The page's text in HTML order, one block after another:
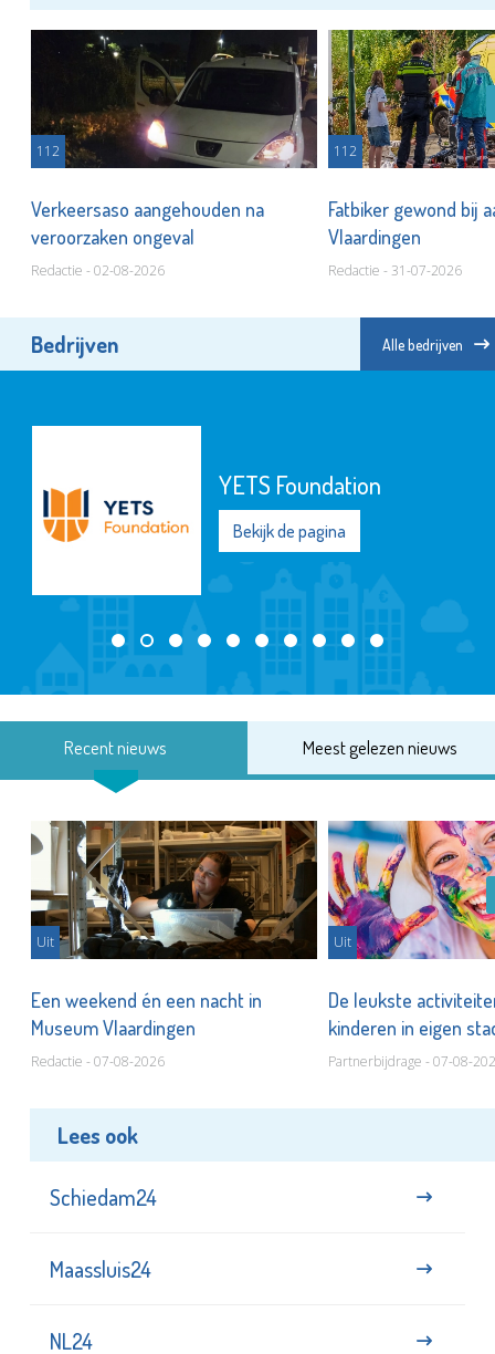
112
Verkeersaso aangehouden na
veroorzaken ongeval
Redactie - 02-08-2026
112
Fatbiker gewond bij
Vlaardingen
Redactie - 31-07-2026
Bedrijven Alle bedrijven
YETS Foundation
Bekijk de pagina
Recent nieuws Meest gelezen nieuws
Uit
Een weekend én een nacht in
Museum Vlaardingen
Redactie - 07-08-2026
Uit
De leukste
kinderen in eigen
Partnerbijdrage - 07-08-
Lees ook
Schiedam24
Maassluis24
NL24